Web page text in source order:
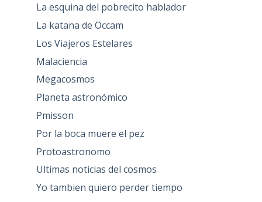
La esquina del pobrecito hablador
La katana de Occam
Los Viajeros Estelares
Malaciencia
Megacosmos
Planeta astronómico
Pmisson
Por la boca muere el pez
Protoastronomo
Ultimas noticias del cosmos
Yo tambien quiero perder tiempo